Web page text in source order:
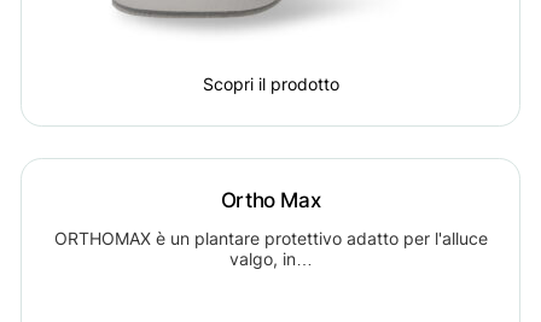
Scopri il prodotto
Ortho Max
ORTHOMAX è un plantare protettivo adatto per l'alluce
valgo, in…